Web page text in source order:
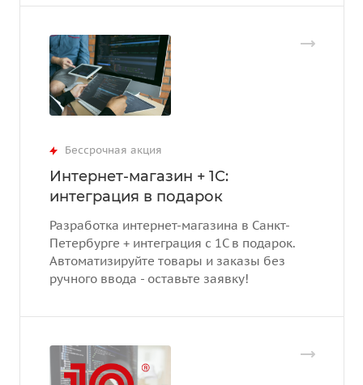
Бессрочная акция
Интернет-магазин + 1С:
интеграция в подарок
Разработка интернет-магазина в Санкт-
Петербурге + интеграция с 1С в подарок.
Автоматизируйте товары и заказы без
ручного ввода - оставьте заявку!